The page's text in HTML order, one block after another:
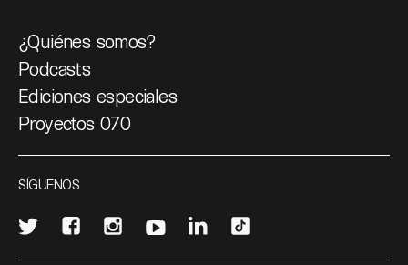
¿Quiénes somos?
Podcasts
Ediciones especiales
Proyectos 070
SÍGUENOS